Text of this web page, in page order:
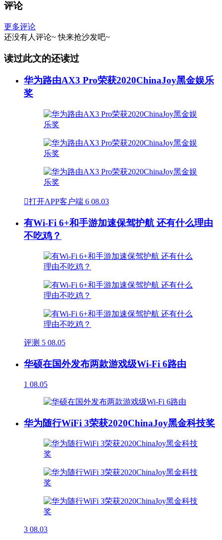
评论
更多评论
还没有人评论~ 快来抢沙发吧~
读过此文的还读过
华为路由AX3 Pro荣获2020ChinaJoy黑金娱乐
奖
打开APP客户端 6 08.03
有Wi-Fi 6+和手游加速保驾护航 还有什么理由
不吃鸡？
评测 5 08.05
华硕在国外发布两款游戏级Wi-Fi 6路由
1 08.05
华为随行WiFi 3荣获2020ChinaJoy黑金科技奖
3 08.03